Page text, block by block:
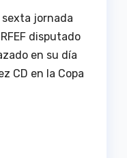
jornada
disputado
en su día
CD en la Copa